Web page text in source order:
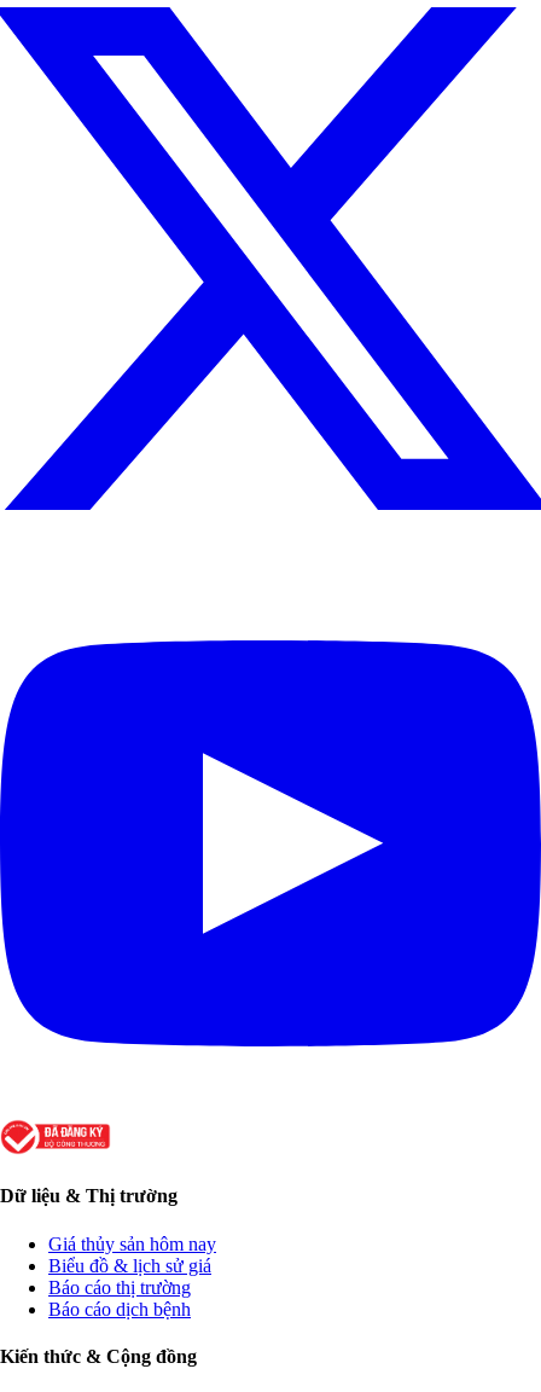
Dữ liệu & Thị trường
Giá thủy sản hôm nay
Biểu đồ & lịch sử giá
Báo cáo thị trường
Báo cáo dịch bệnh
Kiến thức & Cộng đồng